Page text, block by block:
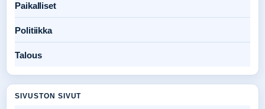
Paikalliset
Politiikka
Talous
SIVUSTON SIVUT